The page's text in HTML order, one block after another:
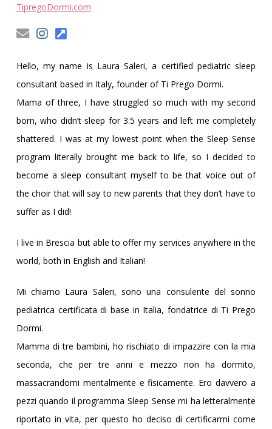
TipregoDormi.com
Hello, my name is Laura Saleri, a certified pediatric sleep
consultant based in Italy, founder of Ti Prego Dormi.
Mama of three, I have struggled so much with my second
born, who didn’t sleep for 3.5 years and left me completely
shattered. I was at my lowest point when the Sleep Sense
program literally brought me back to life, so I decided to
become a sleep consultant myself to be that voice out of
the choir that will say to new parents that they don’t have to
suffer as I did!
I live in Brescia but able to offer my services anywhere in the
world, both in English and Italian!
Mi chiamo Laura Saleri, sono una consulente del sonno
pediatrica certificata di base in Italia, fondatrice di Ti Prego
Dormi.
Mamma di tre bambini, ho rischiato di impazzire con la mia
seconda, che per tre anni e mezzo non ha dormito,
massacrandomi mentalmente e fisicamente. Ero davvero a
pezzi quando il programma Sleep Sense mi ha letteralmente
riportato in vita, per questo ho deciso di certificarmi come